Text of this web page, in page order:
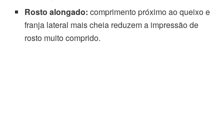
Rosto alongado: comprimento próximo ao queixo e
franja lateral mais cheia reduzem a impressão de
rosto muito comprido.